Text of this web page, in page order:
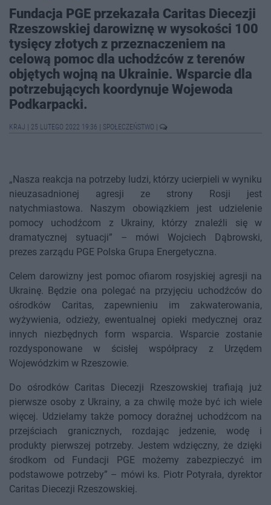
Fundacja PGE przekazała Caritas Diecezji
Rzeszowskiej darowiznę w wysokości 100
tysięcy złotych z przeznaczeniem na
celową pomoc dla uchodźców z terenów
objętych wojną na Ukrainie. Wsparcie dla
potrzebujących koordynuje Wojewoda
Podkarpacki.
KRAJ 25 LUTEGO 2022 19:36 SPOŁECZEŃSTWO
„Nasza reakcja na potrzeby ludzi, którzy ucierpieli w wyniku
nieuzasadnionej agresji ze strony Rosji jest
natychmiastowa. Naszym obowiązkiem jest udzielenie
pomocy uchodźcom z Ukrainy, którzy znaleźli się w
dramatycznej sytuacji” – mówi Wojciech Dąbrowski,
prezes zarządu PGE Polska Grupa Energetyczna.
Celem darowizny jest pomoc ofiarom rosyjskiej agresji na
Ukrainę. Będzie ona polegać na przyjęciu uchodźców do
ośrodków Caritas, zapewnieniu im zakwaterowania,
wyżywienia, odzieży, ewentualnej opieki medycznej oraz
innych niezbędnych form wsparcia. Wsparcie zostanie
rozdysponowane w ścisłej współpracy z Urzędem
Wojewódzkim w Rzeszowie.
Do ośrodków Caritas Diecezji Rzeszowskiej trafiają już
pierwsze osoby z Ukrainy, a za chwilę może być ich wiele
więcej. Udzielamy także pomocy doraźnej uchodźcom na
przejściach granicznych, rozdając jedzenie, wodę i
produkty pierwszej potrzeby. Jestem wdzięczny, że dzięki
środkom od Fundacji PGE możemy zabezpieczyć im
podstawowe potrzeby” – mówi ks. Piotr Potyrała, dyrektor
Caritas Diecezji Rzeszowskiej.